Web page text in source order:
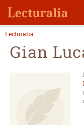
Lecturalia
Gian